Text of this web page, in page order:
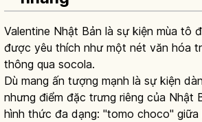
Valentine Nhật Bản là sự kiện mùa tô
được yêu thích như một nét văn hóa
thông qua socola.
Dù mang ấn tượng mạnh là sự kiện
nhưng điểm đặc trưng riêng của Nhật
hình thức đa dạng: "tomo choco"